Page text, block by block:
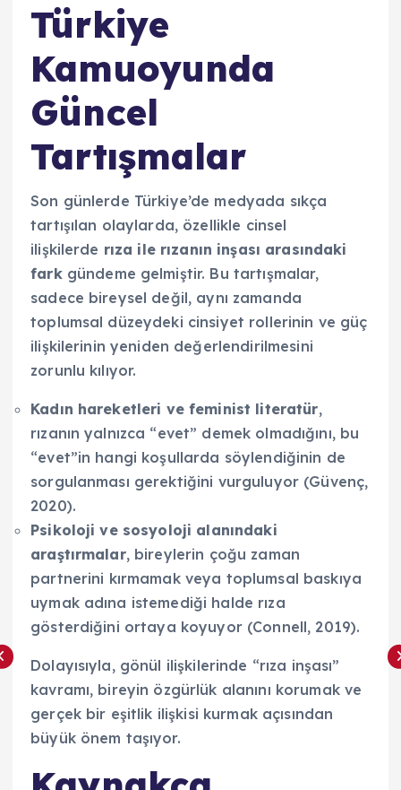
Türkiye
Kamuoyunda
Güncel
Tartışmalar
Son günlerde Türkiye’de medyada sıkça
tartışılan olaylarda, özellikle cinsel
ilişkilerde rıza ile rızanın inşası arasındaki
farkgündeme gelmiştir. Bu tartışmalar,
sadece bireysel değil, aynı zamanda
toplumsal düzeydeki cinsiyet rollerinin ve güç
ilişkilerinin yeniden değerlendirilmesini
zorunlu kılıyor.
Kadın hareketleri ve feminist literatür,
rızanın yalnızca “evet” demek olmadığını, bu
“evet”in hangi koşullarda söylendiğinin de
sorgulanması gerektiğini vurguluyor (Güvenç,
2020).
Psikoloji ve sosyoloji alanındaki
araştırmalar, bireylerin çoğu zaman
partnerini kırmamak veya toplumsal baskıya
uymak adına istemediği halde rıza
gösterdiğini ortaya koyuyor (Connell, 2019).
Dolayısıyla, gönül ilişkilerinde “rıza inşası”
kavramı, bireyin özgürlük alanını korumak ve
gerçek bir eşitlik ilişkisi kurmak açısından
büyük önem taşıyor.